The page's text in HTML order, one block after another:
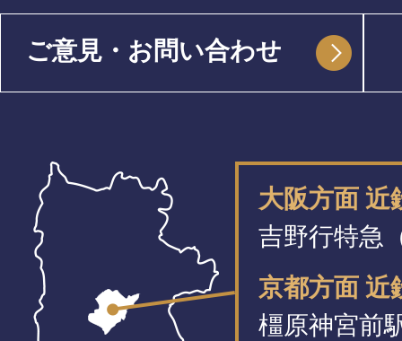
ご意見・お問い合わせ
大阪方面
吉野行特急
京都方面 近
橿原神宮前